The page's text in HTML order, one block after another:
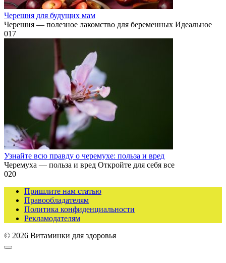
Черешня для будущих мам
Черешня — полезное лакомство для беременных Идеальное
017
Узнайте всю правду о черемухе: польза и вред
Черемуха — польза и вред Откройте для себя все
020
Пришлите нам статью
Правообладателям
Политика конфиденциальности
Рекламодателям
© 2026 Витаминки для здоровья